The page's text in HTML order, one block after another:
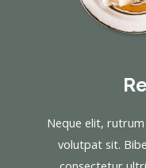
Neque elit,
volutpat sit.